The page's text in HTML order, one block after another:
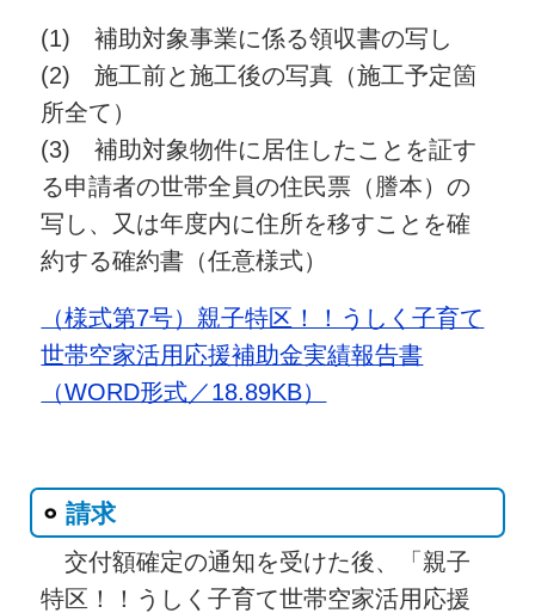
(1) 補助対象事業に係る領収書の写し
(2) 施工前と施工後の写真（施工予定箇
所全て）
(3) 補助対象物件に居住したことを証す
る申請者の世帯全員の住民票（謄本）の
写し、又は年度内に住所を移すことを確
約する確約書（任意様式）
（様式第7号）親子特区！！うしく子育て
世帯空家活用応援補助金実績報告書
（WORD形式／18.89KB）
請求
交付額確定の通知を受けた後、「親子
特区！！うしく子育て世帯空家活用応援